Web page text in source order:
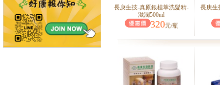
長庚生技-真原銀植萃洗髮精-
滋潤500ml
320元/瓶
長庚生